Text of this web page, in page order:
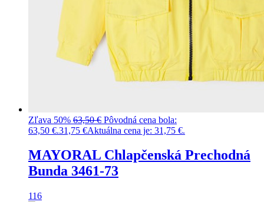
Zľava 50% 63,50€ Pôvodná cena bola:
63,50 €.31,75 €Aktuálna cena je: 31,75 €.
MAYORAL Chlapčenská Prechodná
Bunda 3461-73
116